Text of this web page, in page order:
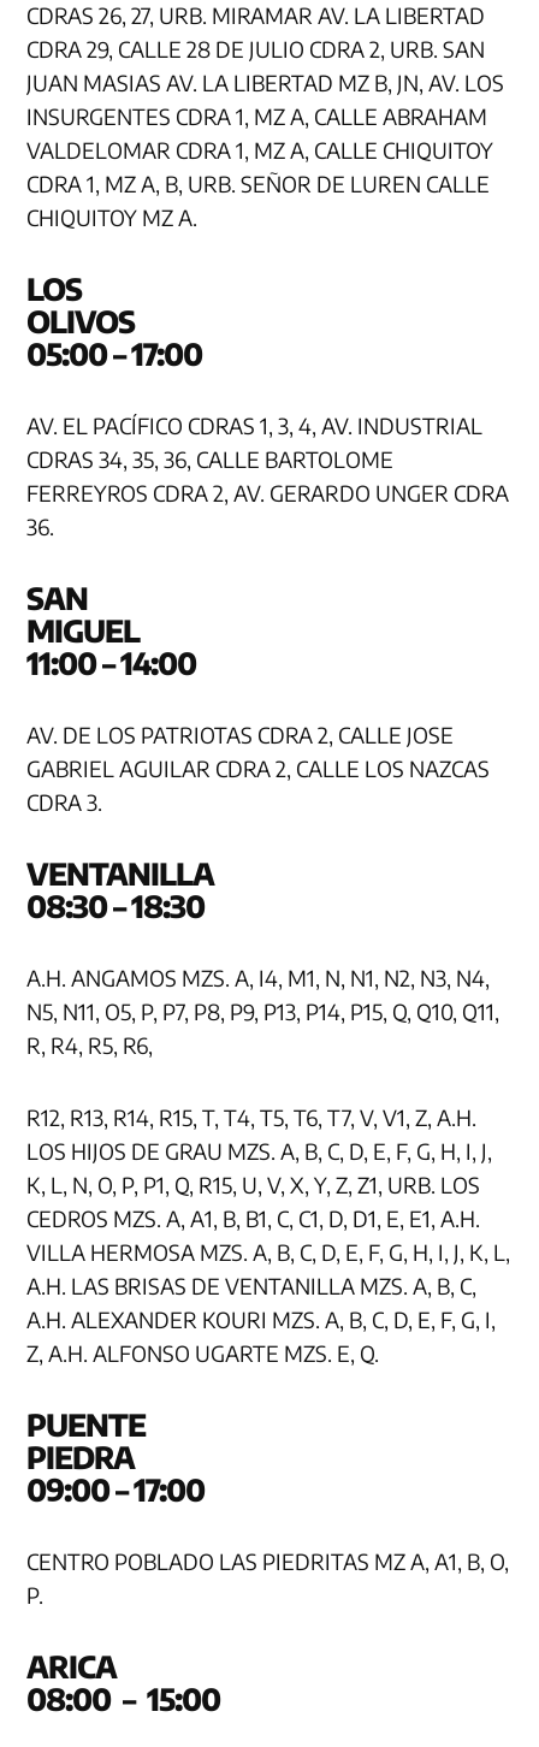
CDRAS 26, 27, URB. MIRAMAR AV. LA LIBERTAD
CDRA 29, CALLE 28 DE JULIO CDRA 2, URB. SAN
JUAN MASIAS AV. LA LIBERTAD MZ B, JN, AV. LOS
INSURGENTES CDRA 1, MZ A, CALLE ABRAHAM
VALDELOMAR CDRA 1, MZ A, CALLE CHIQUITOY
CDRA 1, MZ A, B, URB. SEÑOR DE LUREN CALLE
CHIQUITOY MZ A.
LOS
05:00 – 17:00
AV. EL PACÍFICO CDRAS 1, 3, 4, AV. INDUSTRIAL
CDRAS 34, 35, 36, CALLE BARTOLOME
FERREYROS CDRA 2, AV. GERARDO UNGER CDRA
36.
SAN
11:00 – 14:00
AV. DE LOS PATRIOTAS CDRA 2, CALLE JOSE
GABRIEL AGUILAR CDRA 2, CALLE LOS NAZCAS
CDRA 3.
08:30 – 18:30
A.H. ANGAMOS MZS. A, I4, M1, N, N1, N2, N3, N4,
N5, N11, O5, P, P7, P8, P9, P13, P14, P15, Q, Q10, Q11,
R, R4, R5, R6,
R12, R13, R14, R15, T, T4, T5, T6, T7, V, V1, Z, A.H.
LOS HIJOS DE GRAU MZS. A, B, C, D, E, F, G, H, I, J,
K, L, N, O, P, P1, Q, R15, U, V, X, Y, Z, Z1, URB. LOS
CEDROS MZS. A, A1, B, B1, C, C1, D, D1, E, E1, A.H.
VILLA HERMOSA MZS. A, B, C, D, E, F, G, H, I, J, K, L,
A.H. LAS BRISAS DE VENTANILLA MZS. A, B, C,
A.H. ALEXANDER KOURI MZS. A, B, C, D, E, F, G, I,
Z, A.H. ALFONSO UGARTE MZS. E, Q.
PUENTE
09:00 – 17:00
CENTRO POBLADO LAS PIEDRITAS MZ A, A1, B, O,
P.
08:00 – 15:00